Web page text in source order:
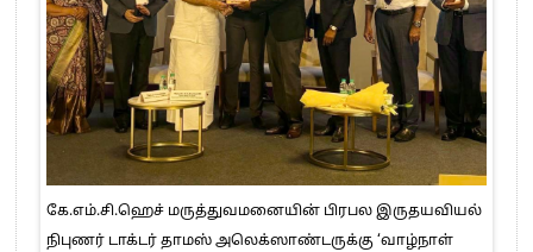
கே.எம்.சி.ஹெச் மருத்துவமனையின் பிரபல இருதயவியல்
நிபுணர் டாக்டர் தாமஸ் அலெக்ஸாண்டருக்கு ‘வாழ்நாள்